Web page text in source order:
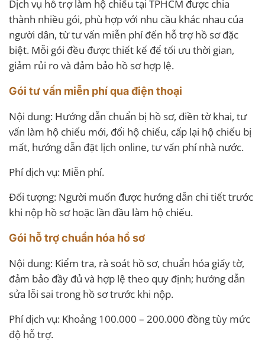
Dịch vụ hỗ trợ làm hộ chiếu tại TPHCM được chia
thành nhiều gói, phù hợp với nhu cầu khác nhau của
người dân, từ tư vấn miễn phí đến hỗ trợ hồ sơ đặc
biệt. Mỗi gói đều được thiết kế để tối ưu thời gian,
giảm rủi ro và đảm bảo hồ sơ hợp lệ.
Gói tư vấn miễn phí qua điện thoại
Nội dung: Hướng dẫn chuẩn bị hồ sơ, điền tờ khai, tư
vấn làm hộ chiếu mới, đổi hộ chiếu, cấp lại hộ chiếu bị
mất, hướng dẫn đặt lịch online, tư vấn phí nhà nước.
Phí dịch vụ: Miễn phí.
Đối tượng: Người muốn được hướng dẫn chi tiết trước
khi nộp hồ sơ hoặc lần đầu làm hộ chiếu.
Gói hỗ trợ chuẩn hóa hồ sơ
Nội dung: Kiểm tra, rà soát hồ sơ, chuẩn hóa giấy tờ,
đảm bảo đầy đủ và hợp lệ theo quy định; hướng dẫn
sửa lỗi sai trong hồ sơ trước khi nộp.
Phí dịch vụ: Khoảng 100.000 – 200.000 đồng tùy mức
độ hỗ trợ.